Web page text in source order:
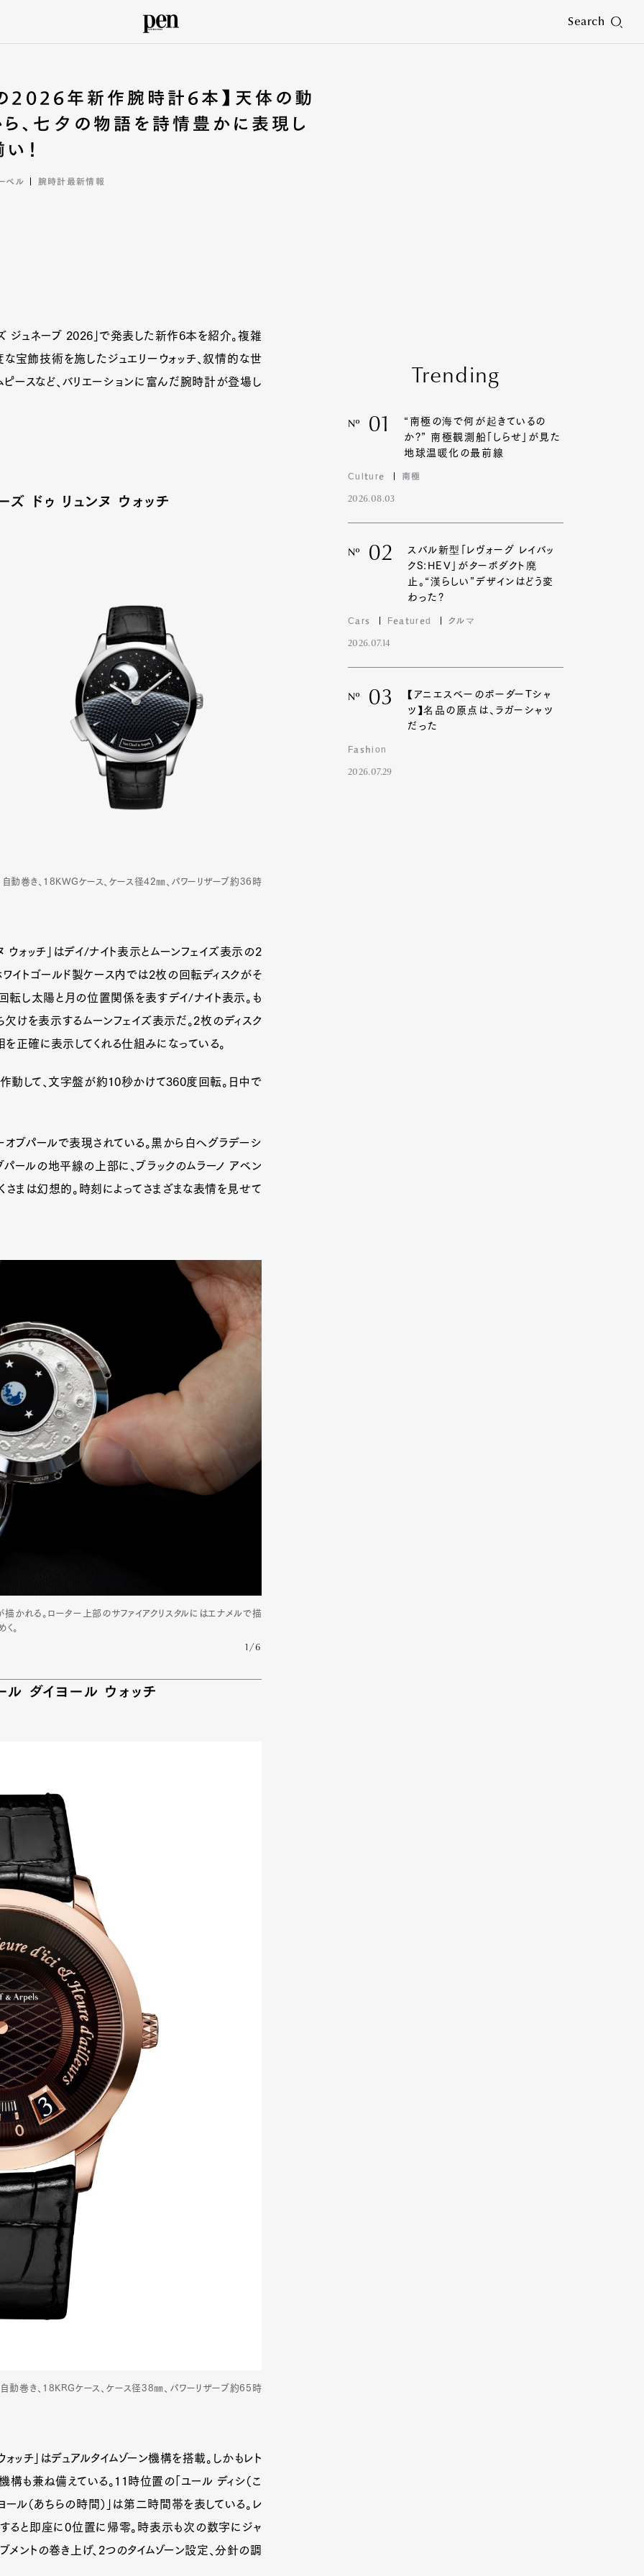
Search
2026年新作腕時計6本】天体の動
、七夕の物語を詩情豊かに表現し
！
ペル 腕時計最新情報
ジュネーブ 2026」で発表した新作6本を紹介。複雑
宝飾技術を施したジュエリーウォッチ、叙情的な世
ースなど、バリエーションに富んだ腕時計が登場し
ドゥ リュンヌ ウォッチ
動巻き、18KWGケース、ケース径42㎜、パワーリザーブ約36時
ウォッチ」はデイ/ナイト表示とムーンフェイズ表示の2
トゴールド製ケース内では2枚の回転ディスクがそ
し太陽と月の位置関係を表すデイ/ナイト表示。も
を表示するムーンフェイズ表示だ。2枚のディスク
正確に表示してくれる仕組みになっている。
動して、文字盤が約10秒かけて360度回転。日中で
オブパールで表現されている。黒から白へグラデーシ
パールの地平線の上部に、ブラックのムラーノ アベン
さまは幻想的。時刻によってさまざまな表情を見せて
かれる。ローター上部のサファイアクリスタルにはエナメルで描
。
1/6
ダイヨール ウォッチ
動巻き、18KRGケース、ケース径38㎜、パワーリザーブ約65時
ッチ」はデュアルタイムゾーン機構を搭載。しかもレト
も兼ね備えている。11時位置の「ユール ディシ（こ
ル（あちらの時間）」は第二時間帯を表している。レ
ると即座に0位置に帰零。時表示も次の数字にジャ
ントの巻き上げ、2つのタイムゾーン設定、分針の調
Trending
Nº 01
“南極の海で何が起きているの
か?” 南極観測船「しらせ」が見た
地球温暖化の最前線
Culture 南極
2026.08.03
Nº 02
スバル新型「レヴォーグ レイバッ
クS:HEV」がターボダクト廃
止。“漢らしい”デザインはどう変
わった?
Cars Featured クルマ
2026.07.14
Nº 03
【アニエスベーのボーダーTシャ
ツ】名品の原点は、ラガーシャツ
だった
Fashion
2026.07.29